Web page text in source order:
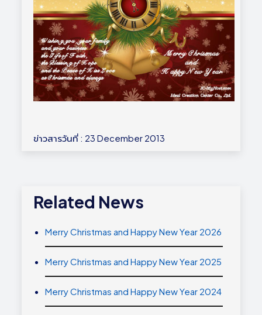
ข่าวสารวันที่ : 23 December 2013
Related News
Merry Christmas and Happy New Year 2026
Merry Christmas and Happy New Year 2025
Merry Christmas and Happy New Year 2024